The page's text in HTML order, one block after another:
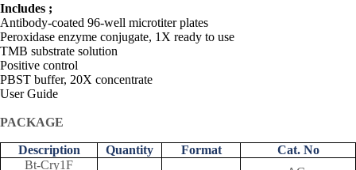
Includes ;
Antibody-coated 96-well microtiter plates
Peroxidase enzyme conjugate, 1X ready to use
TMB substrate solution
Positive control
PBST buffer, 20X concentrate
User Guide
PACKAGE
Description Quantity Format
Cat. No
Bt-Cry1F